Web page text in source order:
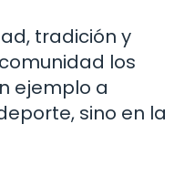
tradición y
los
ejemplo a
sino en la